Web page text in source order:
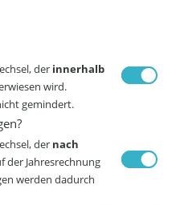
der innerhalb
wird.
gemindert.
der nach
der Jahresrechnung
werden dadurch